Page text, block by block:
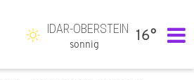
IDAR-OBERSTEIN
sonnig
16°